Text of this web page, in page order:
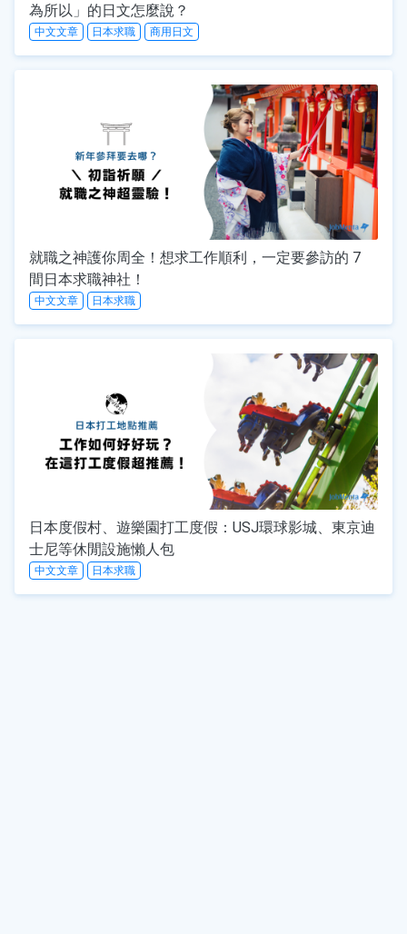
為所以」的日文怎麼說？
中文文章 日本求職 商用日文
就職之神護你周全！想求工作順利，一定要參訪的 7
間日本求職神社！
中文文章 日本求職
日本度假村、遊樂園打工度假：USJ環球影城、東京迪
士尼等休閒設施懶人包
中文文章 日本求職